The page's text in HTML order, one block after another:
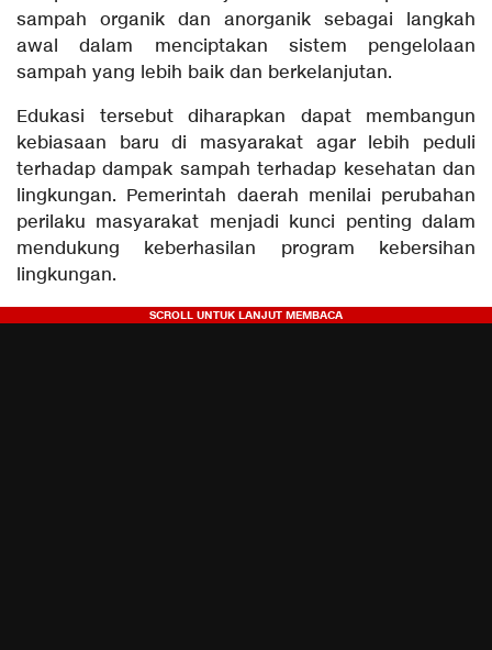
sampah organik dan anorganik sebagai langkah
awal dalam menciptakan sistem pengelolaan
sampah yang lebih baik dan berkelanjutan.
Edukasi tersebut diharapkan dapat membangun
kebiasaan baru di masyarakat agar lebih peduli
terhadap dampak sampah terhadap kesehatan dan
lingkungan. Pemerintah daerah menilai perubahan
perilaku masyarakat menjadi kunci penting dalam
mendukung keberhasilan program kebersihan
lingkungan.